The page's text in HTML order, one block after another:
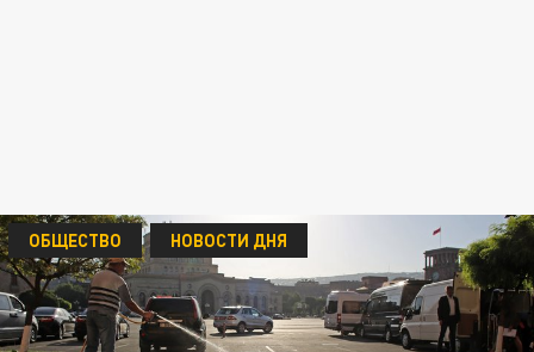
ОБЩЕСТВО НОВОСТИ ДНЯ